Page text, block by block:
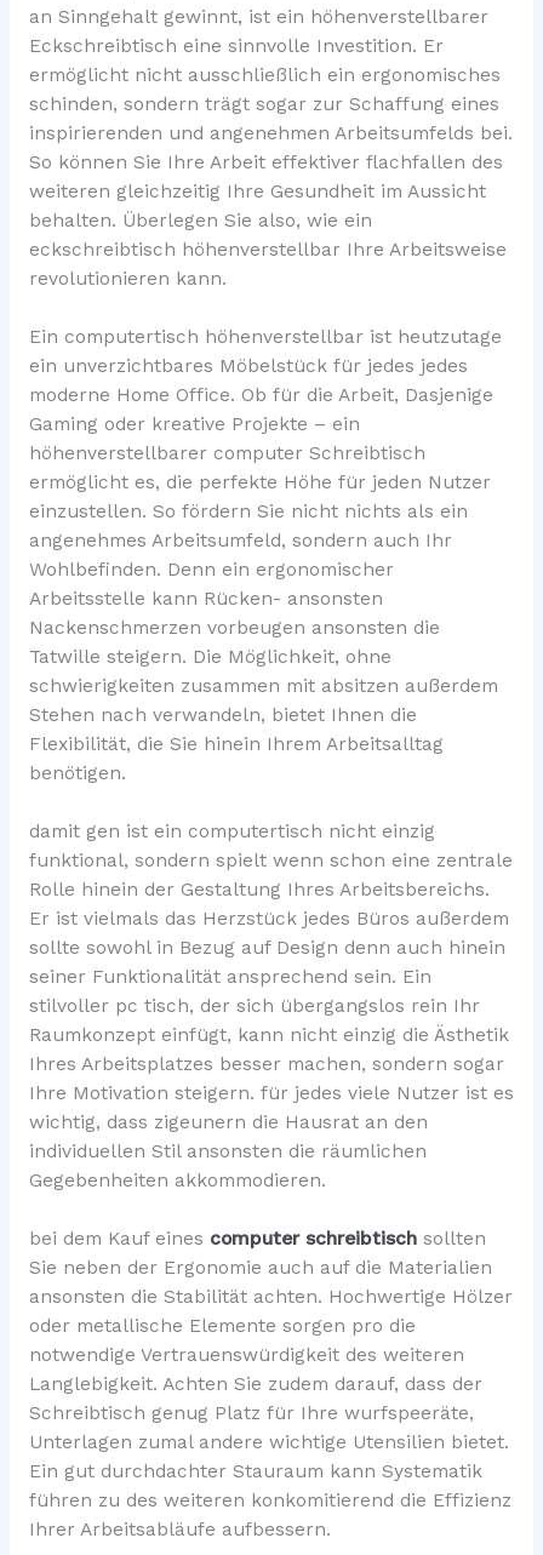
an Sinngehalt gewinnt, ist ein höhenverstellbarer
Eckschreibtisch eine sinnvolle Investition. Er
ermöglicht nicht ausschließlich ein ergonomisches
schinden, sondern trägt sogar zur Schaffung eines
inspirierenden und angenehmen Arbeitsumfelds bei.
So können Sie Ihre Arbeit effektiver flachfallen des
weiteren gleichzeitig Ihre Gesundheit im Aussicht
behalten. Überlegen Sie also, wie ein
eckschreibtisch höhenverstellbar Ihre Arbeitsweise
revolutionieren kann.
Ein computertisch höhenverstellbar ist heutzutage
ein unverzichtbares Möbelstück für jedes jedes
moderne Home Office. Ob für die Arbeit, Dasjenige
Gaming oder kreative Projekte – ein
höhenverstellbarer computer Schreibtisch
ermöglicht es, die perfekte Höhe für jeden Nutzer
einzustellen. So fördern Sie nicht nichts als ein
angenehmes Arbeitsumfeld, sondern auch Ihr
Wohlbefinden. Denn ein ergonomischer
Arbeitsstelle kann Rücken- ansonsten
Nackenschmerzen vorbeugen ansonsten die
Tatwille steigern. Die Möglichkeit, ohne
schwierigkeiten zusammen mit absitzen außerdem
Stehen nach verwandeln, bietet Ihnen die
Flexibilität, die Sie hinein Ihrem Arbeitsalltag
benötigen.
damit gen ist ein computertisch nicht einzig
funktional, sondern spielt wenn schon eine zentrale
Rolle hinein der Gestaltung Ihres Arbeitsbereichs.
Er ist vielmals das Herzstück jedes Büros außerdem
sollte sowohl in Bezug auf Design denn auch hinein
seiner Funktionalität ansprechend sein. Ein
stilvoller pc tisch, der sich übergangslos rein Ihr
Raumkonzept einfügt, kann nicht einzig die Ästhetik
Ihres Arbeitsplatzes besser machen, sondern sogar
Ihre Motivation steigern. für jedes viele Nutzer ist es
wichtig, dass zigeunern die Hausrat an den
individuellen Stil ansonsten die räumlichen
Gegebenheiten akkommodieren.
bei dem Kauf eines computer schreibtischsollten
Sie neben der Ergonomie auch auf die Materialien
ansonsten die Stabilität achten. Hochwertige Hölzer
oder metallische Elemente sorgen pro die
notwendige Vertrauenswürdigkeit des weiteren
Langlebigkeit. Achten Sie zudem darauf, dass der
Schreibtisch genug Platz für Ihre wurfspeeräte,
Unterlagen zumal andere wichtige Utensilien bietet.
Ein gut durchdachter Stauraum kann Systematik
führen zu des weiteren konkomitierend die Effizienz
Ihrer Arbeitsabläufe aufbessern.